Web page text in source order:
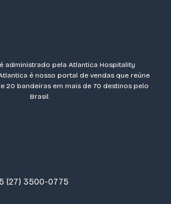
administrado pela Atlantica Hospitality
é nosso portal de vendas que reúne
20 bandeiras em mais de 70 destinos pelo
Brasil.
(27) 3500-0775